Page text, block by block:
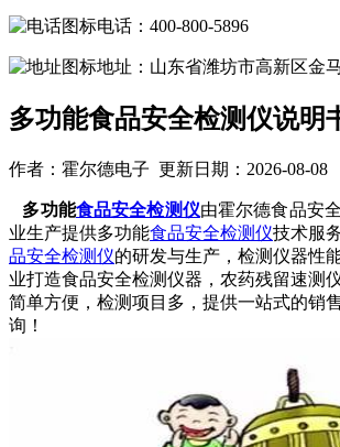
电话：400-800-5896
地址：山东省潍坊市高新区金
多功能食品安全检测仪说明
作者：霍尔德电子 更新日期：2026-08-08
多功能食品安全检测仪由霍尔德食品安
业生产提供多功能食品安全检测仪技术服
品安全检测仪的研发与生产，检测仪器性
业打造食品安全检测仪器，农药残留速测
简单方便，检测项目多，提供一站式的销
询！